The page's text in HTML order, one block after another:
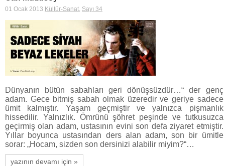
01 Ocak 2013 Kültür-Sanat, Sayı 34
Dünyanın bütün sabahları geri dönüşsüzdür…“ der genç
adam. Gece bitmiş sabah olmak üzeredir ve geriye sadece
ümit kalmıştır. Yaşam geçmiştir ve yalnızca pişmanlık
hissedilir. Yalnızlık. Ömrünü şöhret peşinde ve tutkusuzca
geçirmiş olan adam, ustasının evini son defa ziyaret etmiştir.
Yıllar boyunca ustasından ders alan adam, son bir ümitle
sorar: „Hocam, sizden son dersinizi alabilir miyim?“…
yazının devamı için »